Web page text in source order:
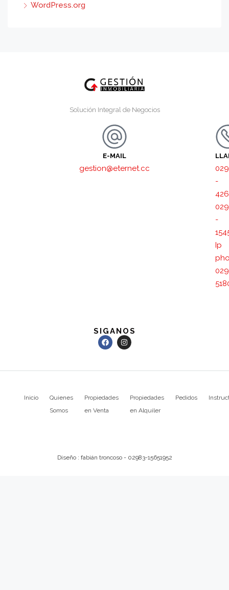
WordPress.org
Solución Integral de Negocios
E-MAIL
gestion@eternet.cc
-
-
Ip
SIGANOS
Inicio
Quienes
Somos
Propiedades
en Venta
Propiedades
en Alquiler
Pedidos
Diseño : fabián troncoso - 02983-15651952